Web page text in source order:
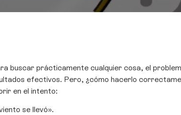
buscar prácticamente cualquier cosa, el
efectivos. Pero, ¿cómo hacerlo
en el intento:
se llevó».